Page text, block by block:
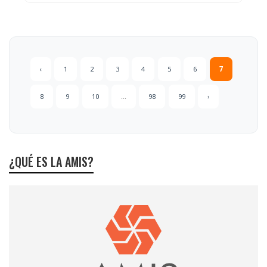
‹ 1 2 3 4 5 6 7
8 9 10 98 99 ›
¿QUÉ ES LA AMIS?